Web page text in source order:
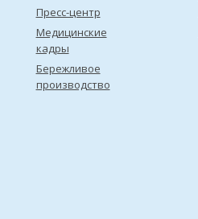
Пресс-центр
Медицинские
кадры
Бережливое
производство